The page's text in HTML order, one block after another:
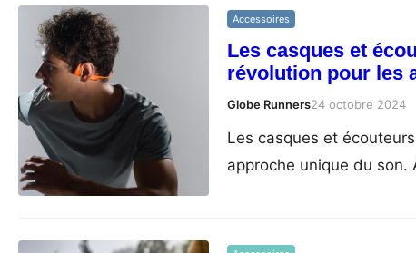
Accessoires
Les casques et
révolution pour les
Globe Runners24 octobre 2024
Les casques et
approche unique du son.